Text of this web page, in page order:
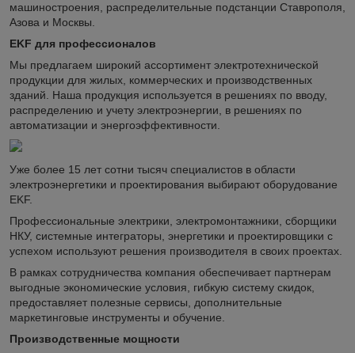
машиностроения, распределительные подстанции Ставрополя,
Азова и Москвы.
EKF для профессионалов
Мы предлагаем широкий ассортимент электротехнической
продукции для жилых, коммерческих и производственных
зданий. Наша продукция используется в решениях по вводу,
распределению и учету электроэнергии, в решениях по
автоматизации и энергоэффективности.
Уже более 15 лет сотни тысяч специалистов в области
электроэнергетики и проектирования выбирают оборудование
EKF.
Профессиональные электрики, электромонтажники, сборщики
НКУ, системные интеграторы, энергетики и проектировщики с
успехом используют решения производителя в своих проектах.
В рамках сотрудничества компания обеспечивает партнерам
выгодные экономические условия, гибкую систему скидок,
предоставляет полезные сервисы, дополнительные
маркетинговые инструменты и обучение.
Производственные мощности